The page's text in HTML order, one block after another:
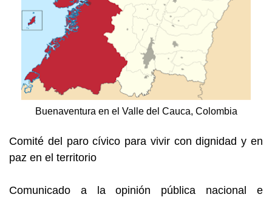
Buenaventura en el Valle del Cauca, Colombia
Comité del paro cívico para vivir con dignidad y en
paz en el territorio
Comunicado a la opinión pública nacional e